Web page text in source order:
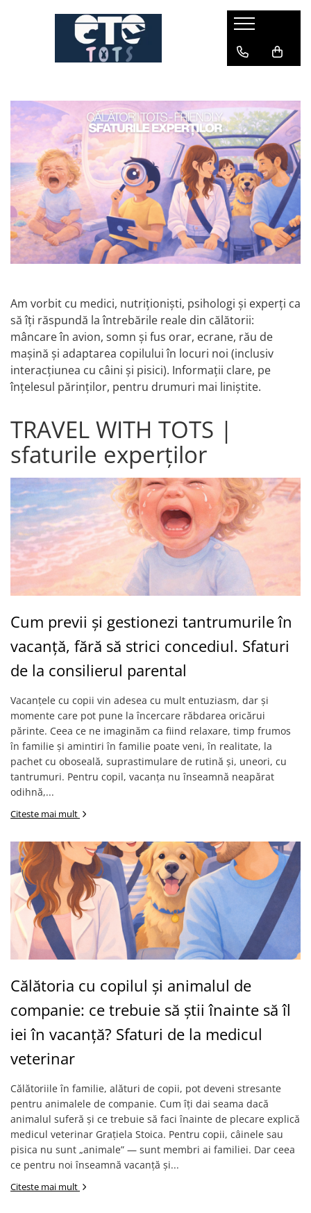
CĂRUCIOARE & SCAUNE AUTO
cărucioare U-GROW
scaune auto pentru avion
accesorii cărucioare
accesorii scaun auto
accesorii scaun avion
Am vorbit cu medici, nutriționiști, psihologi și experți ca
să îți răspundă la întrebările reale din călătorii:
mâncare în avion, somn și fus orar, ecrane, rău de
mașină și adaptarea copilului în locuri noi (inclusiv
interacțiunea cu câini și pisici). Informații clare, pe
înțelesul părinților, pentru drumuri mai liniștite.
TRAVEL WITH TOTS |
sfaturile experților
Cum previi și gestionezi tantrumurile în
vacanță, fără să strici concediul. Sfaturi
de la consilierul parental
Vacanțele cu copii vin adesea cu mult entuziasm, dar și
momente care pot pune la încercare răbdarea oricărui
părinte. Ceea ce ne imaginăm ca fiind relaxare, timp frumos
în familie și amintiri în familie poate veni, în realitate, la
pachet cu oboseală, suprastimulare de rutină și, uneori, cu
tantrumuri. Pentru copil, vacanța nu înseamnă neapărat
odihnă,...
Citeste mai mult
Călătoria cu copilul și animalul de
companie: ce trebuie să știi înainte să îl
iei în vacanță? Sfaturi de la medicul
veterinar
Călătoriile în familie, alături de copii, pot deveni stresante
pentru animalele de companie. Cum îți dai seama dacă
animalul suferă și ce trebuie să faci înainte de plecare explică
medicul veterinar Grațiela Stoica. Pentru copii, câinele sau
pisica nu sunt „animale” — sunt membri ai familiei. Dar ceea
ce pentru noi înseamnă vacanță și...
Citeste mai mult